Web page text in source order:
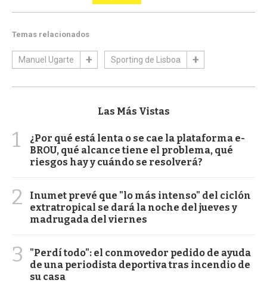
Temas relacionados
Manuel Ugarte Sporting de Lisboa
Las Más Vistas
1
¿Por qué está lenta o se cae la plataforma e-
BROU, qué alcance tiene el problema, qué
riesgos hay y cuándo se resolverá?
2
Inumet prevé que "lo más intenso" del ciclón
extratropical se dará la noche del jueves y
madrugada del viernes
3
"Perdí todo": el conmovedor pedido de ayuda
de una periodista deportiva tras incendio de
su casa